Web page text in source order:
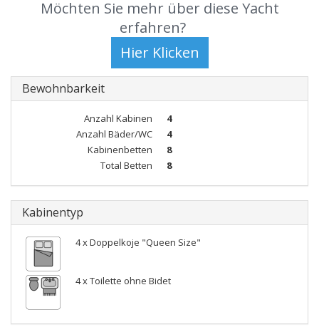
Möchten Sie mehr über diese Yacht
erfahren?
Bewohnbarkeit
Anzahl Kabinen
4
Anzahl Bäder/WC
4
Kabinenbetten
8
Total Betten
8
Kabinentyp
4 x Doppelkoje "Queen Size"
4 x Toilette ohne Bidet